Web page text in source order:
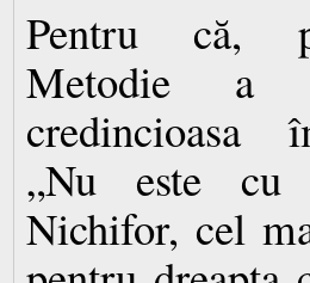
Pentru că,
Metodie a
credincioasa
„Nu este
Nichifor, cel